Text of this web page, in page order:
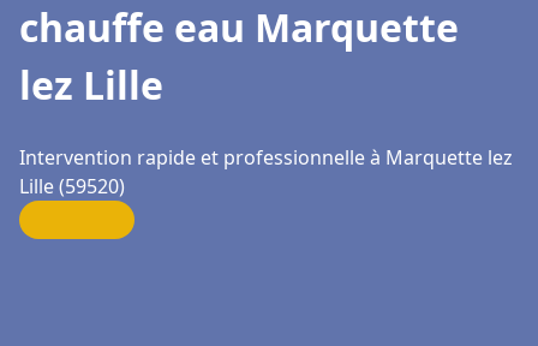
chauffe eau Marquette
lez Lille
Intervention rapide et professionnelle à Marquette lez
Lille (59520)